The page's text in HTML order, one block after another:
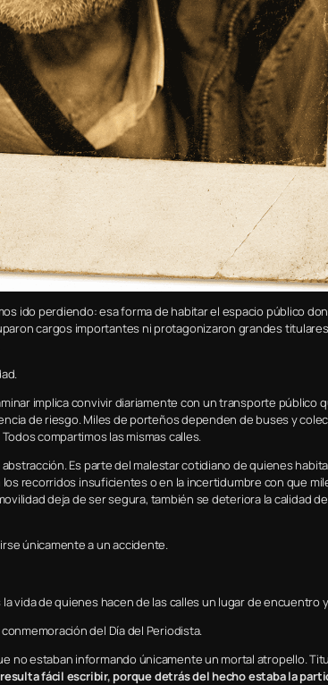
ido perdiendo: esa forma de habitar el espacio público
cargos importantes ni protagonizaron grandes
implica convivir diariamente con un transporte público
de riesgo. Miles de porteños dependen de buses y
compartimos las mismas calles.
Es parte del malestar cotidiano de quienes
recorridos insuficientes o en la incertidumbre con que
deja de ser segura, también se deteriora la calidad
únicamente a un accidente.
vida de quienes hacen de las calles un lugar de encuentro
del Día del Periodista.
no estaban informando únicamente un mortal atropello.
fácil escribir, porque detrás del hecho estaba la